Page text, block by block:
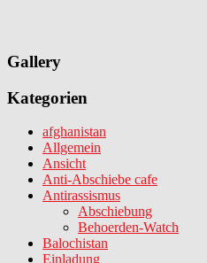
Gallery
Kategorien
afghanistan
Allgemein
Ansicht
Anti-Abschiebe cafe
Antirassismus
Abschiebung
Behoerden-Watch
Balochistan
Einladung